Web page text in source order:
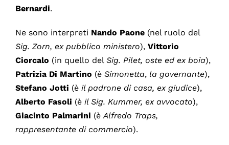
Bernardi.
Ne sono interpreti Nando Paone(nel ruolo del
Sig. Zorn, ex pubblico ministero), Vittorio
Ciorcalo (in quello del Sig. Pilet, oste ed ex boia),
Patrizia Di Martino (è Simonetta, la governante),
Stefano Jotti (è il padrone di casa, ex giudice),
Alberto Fasoli (è il Sig. Kummer, ex avvocato),
Giacinto Palmarini (èAlfredo Traps,
rappresentante di commercio).